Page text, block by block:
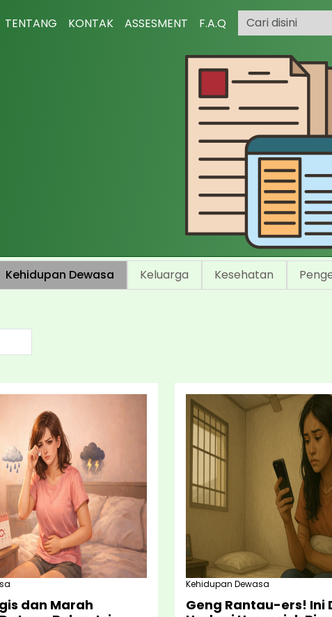
TENTANG KONTAK ASSESMENT F.A.Q
Kehidupan Dewasa Keluarga Kesehatan
dan Marah
Kehidupan Dewasa
Geng Rantau-ers! Ini